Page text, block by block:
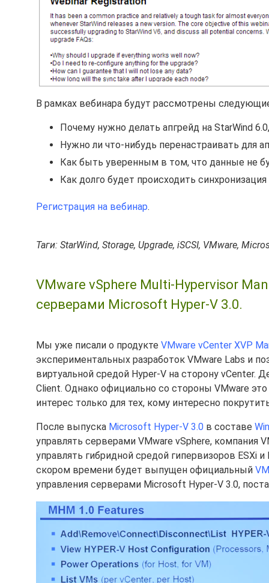
В рамках вебинара будут рассмотрены
Почему нужно делать апгрейд на StarWind
Нужно ли что-нибудь перенастраивать для
Как быть уверенным в том, что данные не
Как долго будет происходить синхронизация
Регистрация на вебинар.
Таги: StarWind, Storage, Upgrade, iSCSI, VMware,
VMware vSphere Multi-Hypervisor
серверами Microsoft Hyper-V 3.0.
Мы уже писали о продукте VMware vCenter XVP
экспериментальных разработок VMware Labs и
виртуальной средой Hyper-V на сторону vCenter.
Client. Однако официально со стороны VMware
интерес только для тех, кому интересно
После выпуска Microsoft Hyper-V 3.0 в составе
управлять серверами VMware vSphere, компания
управлять гибридной средой гипервизоров ESXi
скором времени будет выпущен официальный
управления серверами Microsoft Hyper-V 3.0,